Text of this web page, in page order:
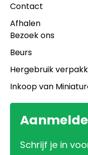
Contact
Afhalen
Bezoek ons
Beurs
Hergebruik
Inkoop van
Schrijf je in